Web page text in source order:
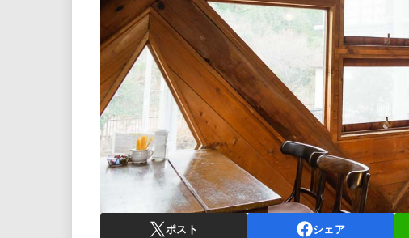
ポスト シェア